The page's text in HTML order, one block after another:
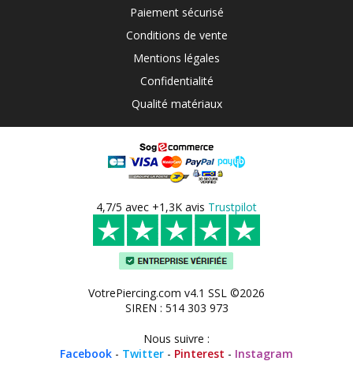
Paiement sécurisé
Conditions de vente
Mentions légales
Confidentialité
Qualité matériaux
4,7/5 avec +1,3K avis Trustpilot
VotrePiercing.com v4.1 SSL ©2026
SIREN : 514 303 973
Nous suivre :
Facebook - Twitter - Pinterest - Instagram